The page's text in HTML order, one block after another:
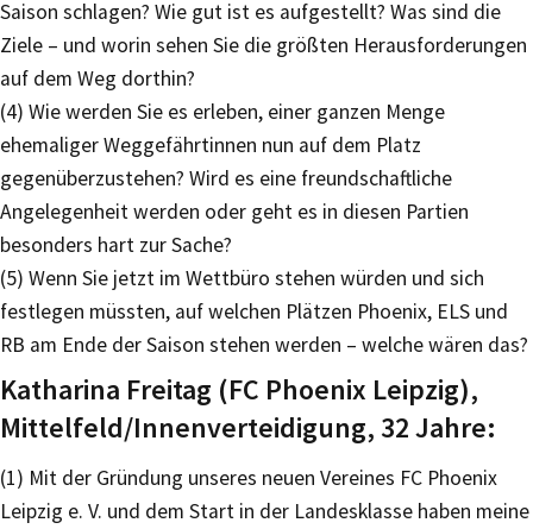
Saison schlagen? Wie gut ist es aufgestellt? Was sind die
Ziele – und worin sehen Sie die größten Herausforderungen
auf dem Weg dorthin?
(4) Wie werden Sie es erleben, einer ganzen Menge
ehemaliger Weggefährtinnen nun auf dem Platz
gegenüberzustehen? Wird es eine freundschaftliche
Angelegenheit werden oder geht es in diesen Partien
besonders hart zur Sache?
(5) Wenn Sie jetzt im Wettbüro stehen würden und sich
festlegen müssten, auf welchen Plätzen Phoenix, ELS und
RB am Ende der Saison stehen werden – welche wären das?
Katharina Freitag (FC Phoenix Leipzig),
Mittelfeld/Innenverteidigung, 32 Jahre:
(1) Mit der Gründung unseres neuen Vereines FC Phoenix
Leipzig e. V. und dem Start in der Landesklasse haben meine